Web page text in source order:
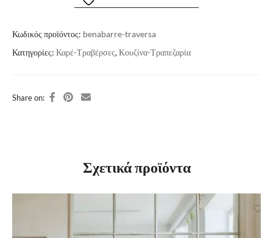
Κωδικός προϊόντος: benabarre-traversa
Κατηγορίες: Καρέ-Τραβέρσες,Κουζίνα-Τραπεζαρία
Share on:
Σχετικά προϊόντα